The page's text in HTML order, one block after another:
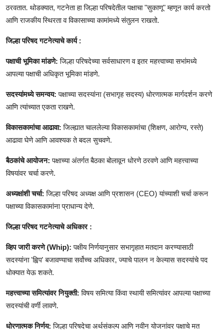
ठरवतात. थोडक्यात, गटनेता हा जिल्हा परिषदेतील पक्षाचा "सुकाणू" म्हणून कार्य करतो
आणि राजकीय स्थिरता व विकासाच्या कामांमध्ये संतुलन राखतो.
जिल्हा परिषद गटनेत्याचे कार्य :
पक्षाची भूमिका मांडणे: जिल्हा परिषदेच्या सर्वसाधारण व इतर महत्त्वाच्या सभांमध्ये
आपल्या पक्षाची अधिकृत भूमिका मांडणे.
सदस्यांमध्ये समन्वय:पक्षाच्या सदस्यांना (सभागृह सदस्य) धोरणात्मक मार्गदर्शन करणे
आणि त्यांच्यात एकता राखणे.
विकासकामांचा आढावा:जिल्ह्यात चाललेल्या विकासकामांचा (शिक्षण, आरोग्य, रस्ते)
आढावा घेणे आणि आवश्यक ते बदल सुचवणे.
बैठकांचे आयोजन: पक्षाच्या अंतर्गत बैठका बोलावून धोरणे ठरवणे आणि महत्त्वाच्या
विषयांवर चर्चा करणे.
अध्यक्षांशी चर्चा:जिल्हा परिषद अध्यक्ष आणि प्रशासन (CEO) यांच्याशी चर्चा करून
पक्षाच्या विकासकामांना प्राधान्य देणे.
जिल्हा परिषद गटनेत्याचे अधिकार :
व्हिप जारी करणे (Whip):पक्षीय निर्णयानुसार सभागृहात मतदान करण्यासाठी
सदस्यांना 'ह्विप' बजावण्याचा सर्वोच्च अधिकार, ज्याचे पालन न केल्यास सदस्यांचे पद
धोक्यात येऊ शकते.
महत्त्वाच्या समित्यांवर नियुक्ती: विषय समित्या किंवा स्थायी समित्यांवर आपल्या पक्षाच्या
सदस्यांची वर्णी लावणे.
धोरणात्मक निर्णय:जिल्हा परिषदेचा अर्थसंकल्प आणि नवीन योजनांवर पक्षाचे मत